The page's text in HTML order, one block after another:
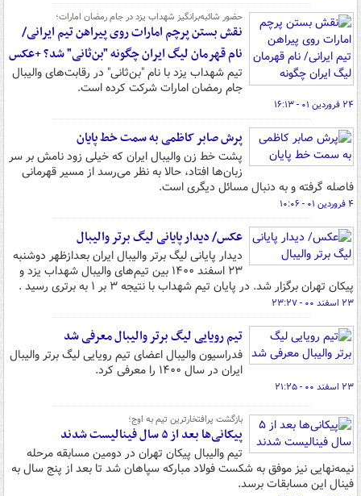
حضور شائبه‌برانگیز شهداب یزد در جام رمضان امارات؛
نقش بستن پرچم امارات روی پیراهن تیم ایرانی/
نام قهرمان لیگ ایران چگونه "بن‌ثانی" شد؟ +عکس
تیم شهداب یزد با نام "بن‌ثانی" در رقابت‌های والیبال
جام رمضان امارات شرکت کرده است.
۲۴ فروردین ۰۱ - ۱۶:۱۳
پرش صابر کاظمی به سمت خط پایان
پشت خط زن والیبال ایران که خیلی زود نامش بر سر
زبان‌ها افتاد، حالا به نظر می‌رسد از مسیر قهرمانی
فاصله گرفته و به دنبال مسائل دیگری است.
۴ فروردین ۰۱ - ۱۰:۰۶
عکس/ دیدار پایانی لیگ برتر والیبال
دیدار پایانی لیگ برتر والیبال ایران بعدازظهر دوشنبه
۲۳ اسفند ۱۴۰۰ بین تیم‌های والیبال شهداب یزد و
پیکان تهران برگزار شد. در پایان تیم شهداب با نتیجه ۳ بر ۱ به برتری رسید .
۲۳ اسفند ۰۰ - ۲۳:۲۷
تیم رویایی لیگ برتر والیبال معرفی شد
فدراسیون والیبال اعضای تیم رویایی لیگ برتر والیبال
ایران در سال ۱۴۰۰ را معرفی کرد.
۲۳ اسفند ۰۰ - ۲۱:۲۵
بازگشت پرافتخارترین تیم به اوج؛
پیکانی‌ها بعد از ۵ سال فینالیست شدند
تیم والیبال پیکان تهران در دومین مسابقه مرحله
نیمه‌نهایی نیز موفق به شکست فولاد مبارکه سپاهان شد تا بعد از پنج سال به
فینال این مسابقات برسد.